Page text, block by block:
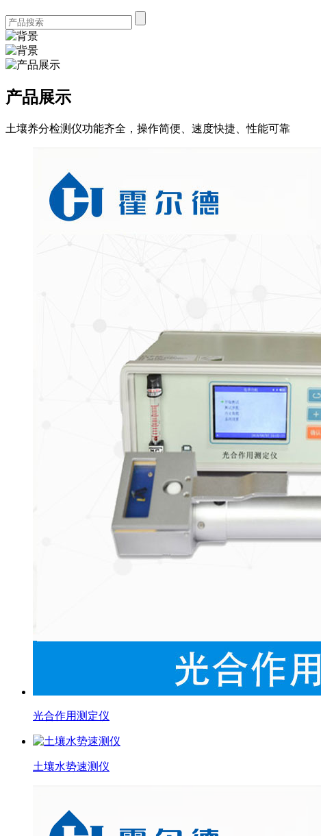
产品展示
土壤养分检测仪功能齐全，操作简便、速度快捷、性能可靠
光合作用测定仪
土壤水势速测仪